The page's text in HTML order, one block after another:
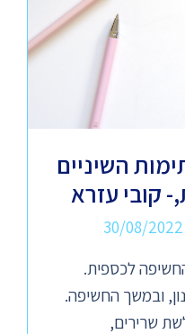
השיניים
קובי עזרא
30/08/2022
לכספית.
ובמשך החשיפה.
שרירים,